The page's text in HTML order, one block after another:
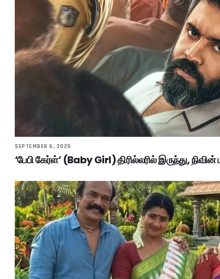
SEPTEMBER 6, 2025
‘பேபி கேர்ள்’ (Baby Girl) திரில்லரில் இருந்து, நிவின்